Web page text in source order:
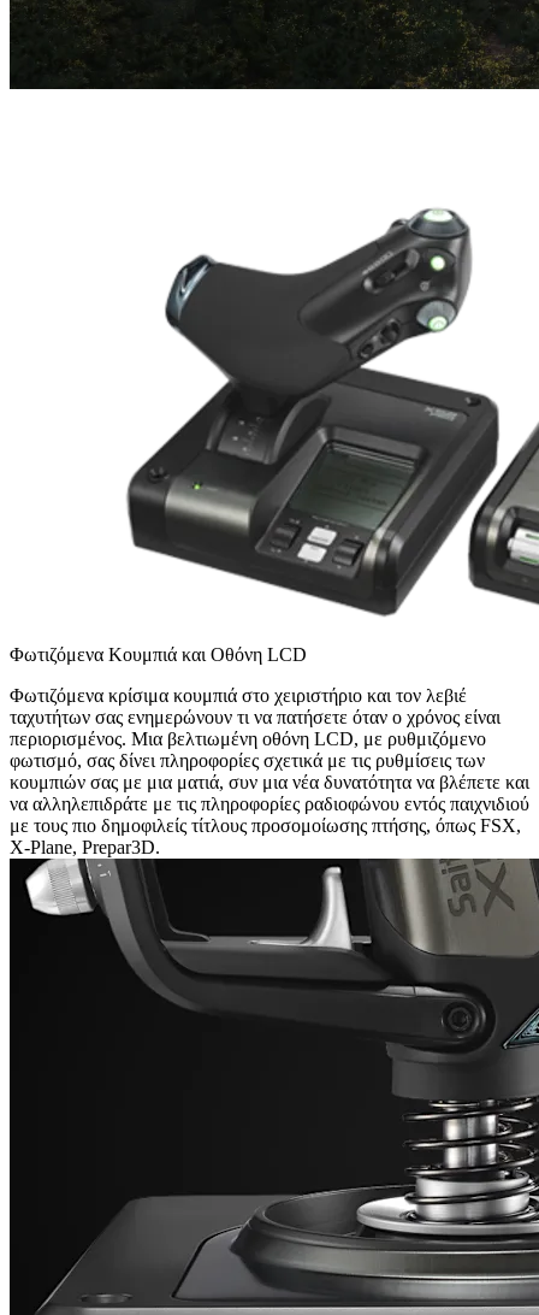
Φωτιζόμενα Κουμπιά και Οθόνη LCD
Φωτιζόμενα κρίσιμα κουμπιά στο χειριστήριο και τον λεβιέ
ταχυτήτων σας ενημερώνουν τι να πατήσετε όταν ο χρόνος είναι
περιορισμένος. Μια βελτιωμένη οθόνη LCD, με ρυθμιζόμενο
φωτισμό, σας δίνει πληροφορίες σχετικά με τις ρυθμίσεις των
κουμπιών σας με μια ματιά, συν μια νέα δυνατότητα να βλέπετε και
να αλληλεπιδράτε με τις πληροφορίες ραδιοφώνου εντός παιχνιδιού
με τους πιο δημοφιλείς τίτλους προσομοίωσης πτήσης, όπως FSX,
X-Plane, Prepar3D.